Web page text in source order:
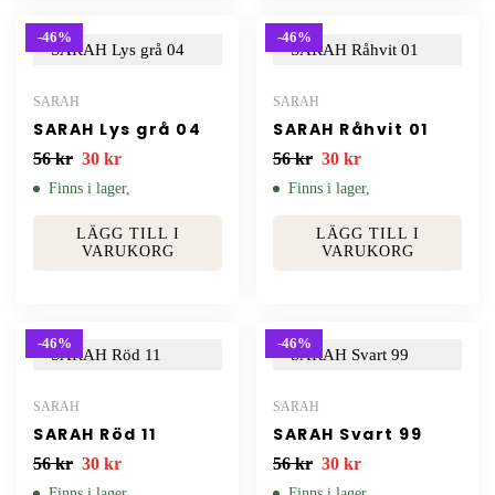
-46%
SARAH
SARAH Lys grå 04
56kr 30 kr
Finns i lager,
LÄGG TILL I
VARUKORG
-46%
SARAH
SARAH Råhvit 01
56kr 30 kr
Finns i lager,
LÄGG TILL I
VARUKORG
-46%
SARAH
SARAH Röd 11
56kr 30 kr
-46%
SARAH
SARAH Svart 99
56kr 30 kr